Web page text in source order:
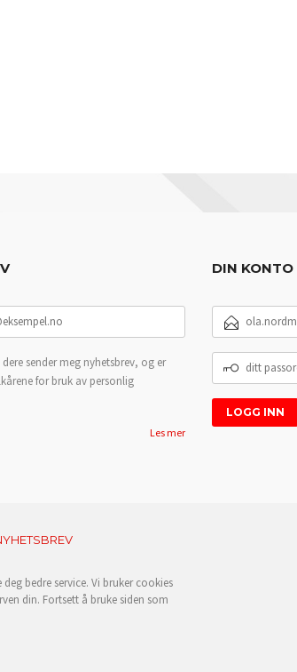
sender meg nyhetsbrev, og er
for bruk av personlig
Les mer
DIN KONTO
POSTADRESSE
PASSORD
bedre service. Vi bruker cookies
din. Fortsett å bruke siden som